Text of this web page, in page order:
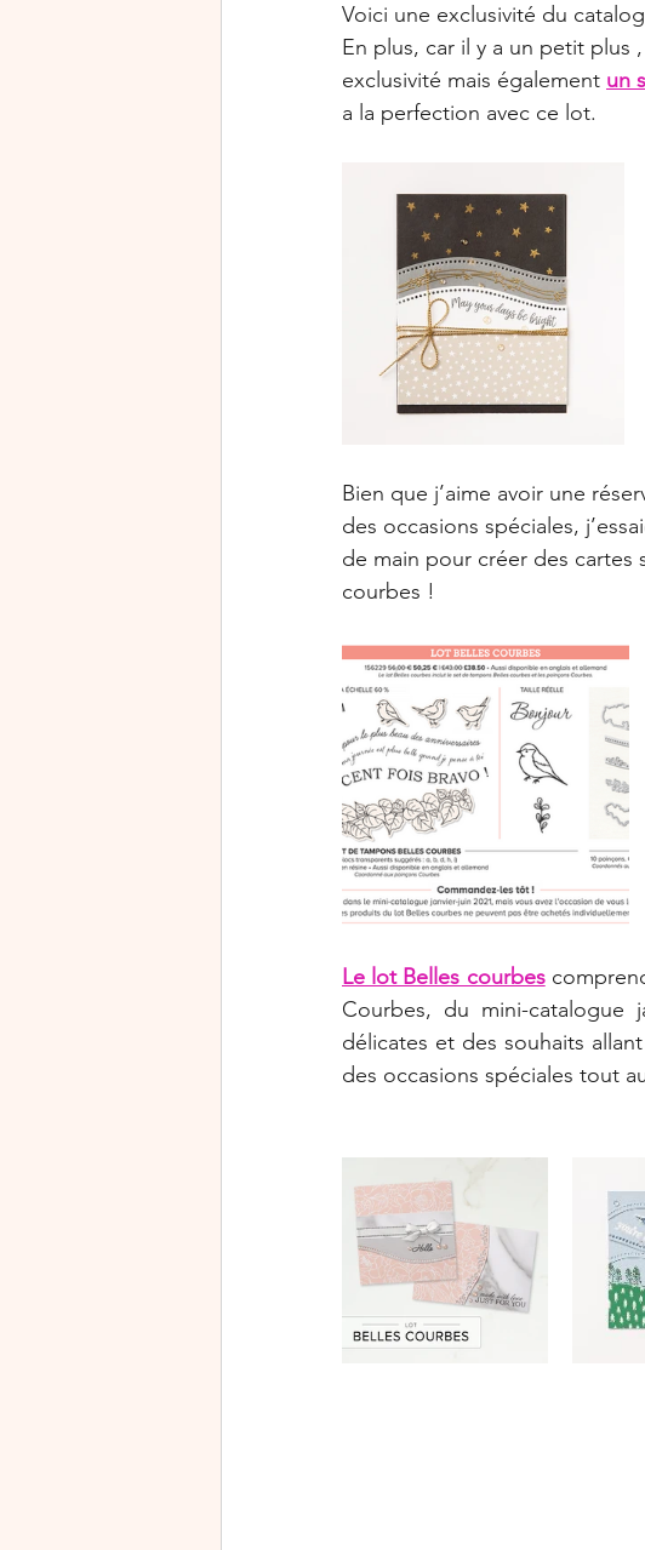
Voici une exclusivité du
En plus, car il y a un petit plus
exclusivité mais également un
a la perfection avec ce lot.
Bien que j’aime avoir une
des occasions spéciales,
de main pour créer des cartes
courbes !
Le lot Belles courbes
Courbes, du mini-catalogue
délicates et des souhaits
des occasions spéciales tout